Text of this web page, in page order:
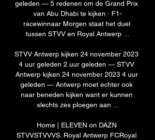
geleden — 5 redenen om de Grand Prix
van Abu Dhabi te kijken · F1-
racewinnaar Morgen staat het duel
tussen STVV en Royal Antwerp ...
STVV Antwerp kijken 24 november 2023
4 uur geleden 2 uur geleden — STVV
Antwerp kijken 24 november 2023 4 uur
geleden — Antwerp moet echter ook
naar beneden kijken want er kunnen
slechts zes ploegen aan ...
Home | ELEVEN on DAZN
STVVSTVVVS. Royal Antwerp FCRoyal